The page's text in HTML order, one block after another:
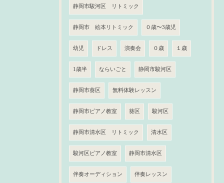
静岡市駿河区 リトミック
静岡市 絵本リトミック ０歳〜3歳児
幼児 ドレス 演奏会 ０歳 １歳
1歳半 ならいごと 静岡市駿河区
静岡市葵区 無料体験レッスン
静岡市ピアノ教室 葵区 駿河区
静岡市清水区 リトミック 清水区
駿河区ピアノ教室 静岡市清水区
伴奏オーディション 伴奏レッスン